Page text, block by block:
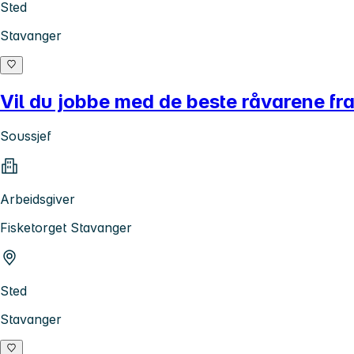
Sted
Stavanger
Vil du jobbe med de beste råvarene
Soussjef
Arbeidsgiver
Fisketorget Stavanger
Sted
Stavanger